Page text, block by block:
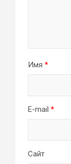
Имя *
E-mail *
Сайт